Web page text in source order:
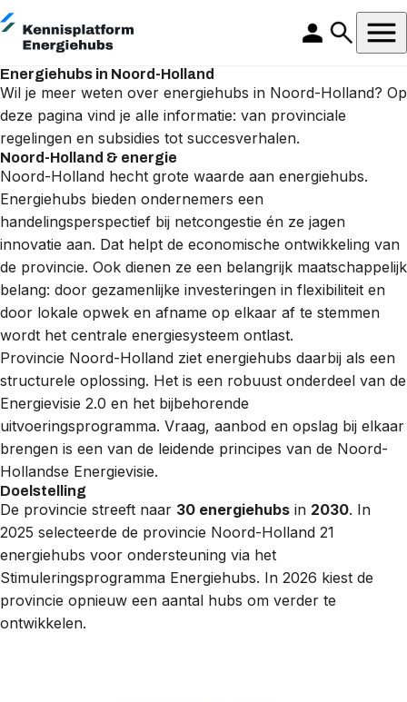
Energiehubs in Noord-Holland
Wil je meer weten over energiehubs in Noord-Holland? Op
deze pagina vind je alle informatie: van provinciale
regelingen en subsidies tot succesverhalen.
Noord-Holland & energie
Noord-Holland hecht grote waarde aan energiehubs.
Energiehubs bieden ondernemers een
handelingsperspectief bij netcongestie én ze jagen
innovatie aan. Dat helpt de economische ontwikkeling van
de provincie. Ook dienen ze een belangrijk maatschappelijk
belang: door gezamenlijke investeringen in flexibiliteit en
door lokale opwek en afname op elkaar af te stemmen
wordt het centrale energiesysteem ontlast.
Provincie Noord-Holland ziet energiehubs daarbij als een
structurele oplossing. Het is een robuust onderdeel van de
Energievisie 2.0 en het bijbehorende
uitvoeringsprogramma. Vraag, aanbod en opslag bij elkaar
brengen is een van de leidende principes van de Noord-
Hollandse Energievisie.
Doelstelling
De provincie streeft naar 30 energiehubs in 2030. In
2025 selecteerde de provincie Noord-Holland 21
energiehubs voor ondersteuning via het
Stimuleringsprogramma Energiehubs. In 2026 kiest de
provincie opnieuw een aantal hubs om verder te
ontwikkelen.